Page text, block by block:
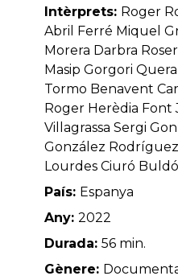
Intèrprets: Roger
Abril Ferré Miquel
Morera Darbra
Masip Gorgori
Tormo Benavent
Roger Herèdia Font
Villagrassa Sergi
González
Lourdes Ciuró Buldó
País: Espanya
Any:2022
Durada:56 min.
Gènere: